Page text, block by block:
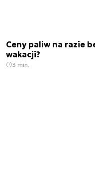
Ceny paliw na razie
wakacji?
3 min.